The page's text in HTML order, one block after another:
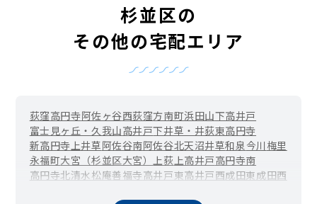
杉並区の
その他の宅配エリア
荻窪高円寺阿佐ヶ谷西荻窪方南町浜田山下高井戸
富士見ヶ丘・久我山高井戸下井草・井荻東高円寺
新高円寺上井草阿佐谷南阿佐谷北天沼井草和泉今川 梅里
永福町大宮（杉並区大宮）上荻上高井戸高円寺南
高円寺北清水 松庵善福寺高井戸東高井戸西成田東成田西